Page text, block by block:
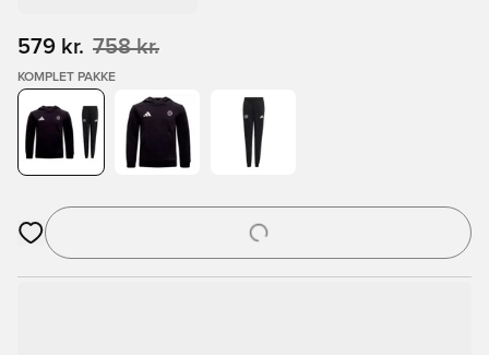
579 kr. 758 kr.
KOMPLET PAKKE
Åbner en Modal til at logge ind eller tilmelde dig som medlem